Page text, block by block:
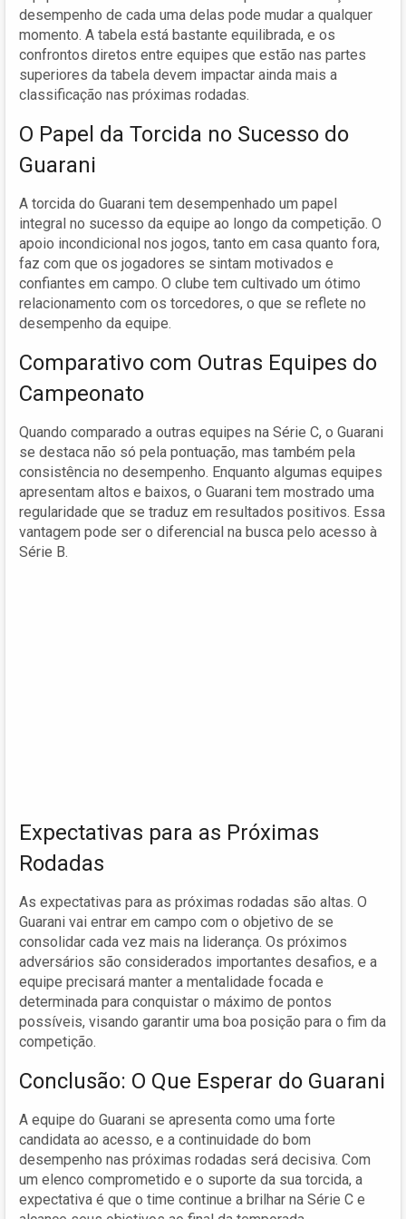
desempenho de cada uma delas pode mudar a qualquer
momento. A tabela está bastante equilibrada, e os
confrontos diretos entre equipes que estão nas partes
superiores da tabela devem impactar ainda mais a
classificação nas próximas rodadas.
O Papel da Torcida no Sucesso do
Guarani
A torcida do Guarani tem desempenhado um papel
integral no sucesso da equipe ao longo da competição. O
apoio incondicional nos jogos, tanto em casa quanto fora,
faz com que os jogadores se sintam motivados e
confiantes em campo. O clube tem cultivado um ótimo
relacionamento com os torcedores, o que se reflete no
desempenho da equipe.
Comparativo com Outras Equipes do
Campeonato
Quando comparado a outras equipes na Série C, o Guarani
se destaca não só pela pontuação, mas também pela
consistência no desempenho. Enquanto algumas equipes
apresentam altos e baixos, o Guarani tem mostrado uma
regularidade que se traduz em resultados positivos. Essa
vantagem pode ser o diferencial na busca pelo acesso à
Série B.
Expectativas para as Próximas
Rodadas
As expectativas para as próximas rodadas são altas. O
Guarani vai entrar em campo com o objetivo de se
consolidar cada vez mais na liderança. Os próximos
adversários são considerados importantes desafios, e a
equipe precisará manter a mentalidade focada e
determinada para conquistar o máximo de pontos
possíveis, visando garantir uma boa posição para o fim da
competição.
Conclusão: O Que Esperar do Guarani
A equipe do Guarani se apresenta como uma forte
candidata ao acesso, e a continuidade do bom
desempenho nas próximas rodadas será decisiva. Com
um elenco comprometido e o suporte da sua torcida, a
expectativa é que o time continue a brilhar na Série C e